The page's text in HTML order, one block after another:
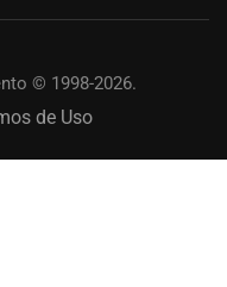
© 1998-2026.
de Uso